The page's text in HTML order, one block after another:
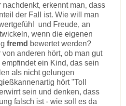
nachdenkt, erkennt man, dass
der Fall ist. Wie will man
und Freude, an
wenn die eigenen
fremd bewertet werden?
anderen hört, ob man gut
ein Kind, das sein
als nicht gelungen
hört "Toll
sein und denken, dass
falsch ist - wie soll es da